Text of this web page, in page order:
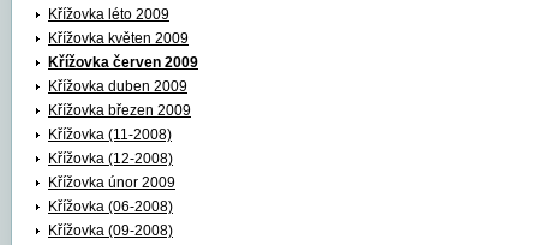
Křížovka léto 2009
Křížovka květen 2009
Křížovka červen 2009
Křížovka duben 2009
Křížovka březen 2009
Křížovka (11-2008)
Křížovka (12-2008)
Křížovka únor 2009
Křížovka (06-2008)
Křížovka (09-2008)